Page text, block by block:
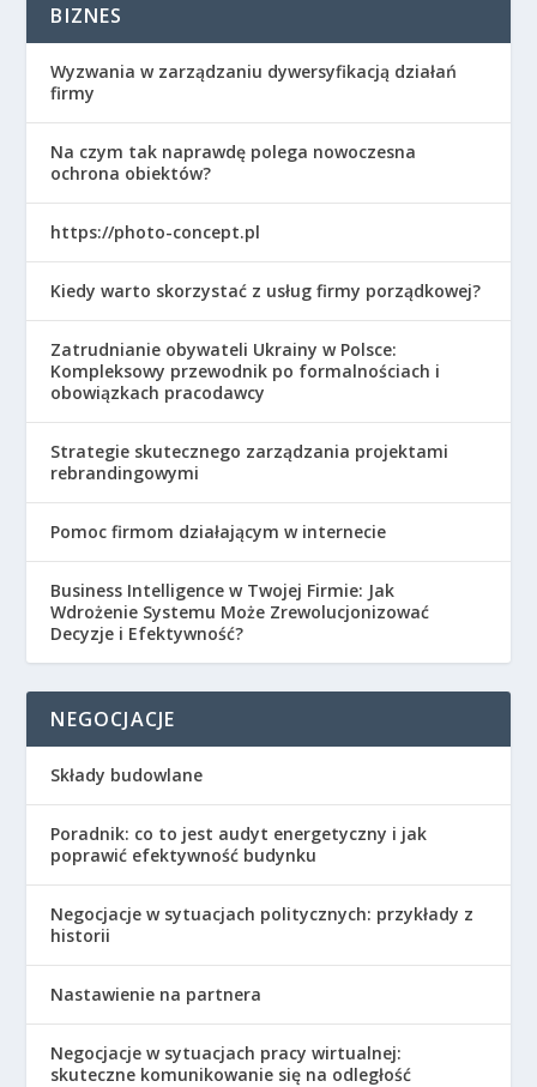
BIZNES
Wyzwania w zarządzaniu dywersyfikacją działań
firmy
Na czym tak naprawdę polega nowoczesna
ochrona obiektów?
https://photo-concept.pl
Kiedy warto skorzystać z usług firmy porządkowej?
Zatrudnianie obywateli Ukrainy w Polsce:
Kompleksowy przewodnik po formalnościach i
obowiązkach pracodawcy
Strategie skutecznego zarządzania projektami
rebrandingowymi
Pomoc firmom działającym w internecie
Business Intelligence w Twojej Firmie: Jak
Wdrożenie Systemu Może Zrewolucjonizować
Decyzje i Efektywność?
NEGOCJACJE
Składy budowlane
Poradnik: co to jest audyt energetyczny i jak
poprawić efektywność budynku
Negocjacje w sytuacjach politycznych: przykłady z
historii
Nastawienie na partnera
Negocjacje w sytuacjach pracy wirtualnej:
skuteczne komunikowanie się na odległość